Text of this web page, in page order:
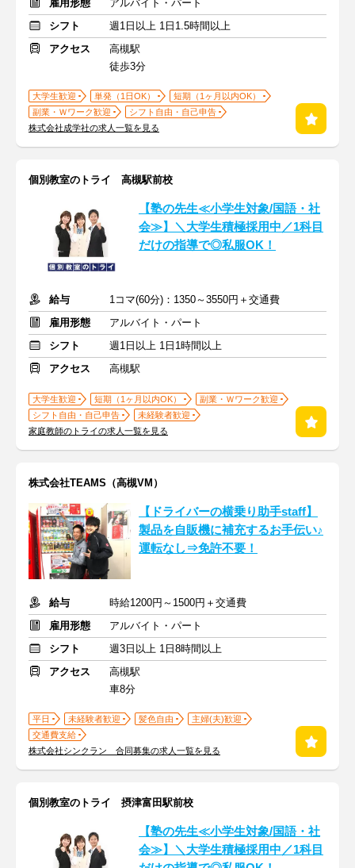
雇用形態
アルバイト・パート
シフト
週1日以上 1日1.5時間以上
アクセス
高槻駅
徒歩3分
大学生歓迎 単発（1日OK）
短期（1ヶ月以内OK）
副業・Ｗワーク歓迎
シフト自由・自己申告
株式会社成学社の求人一覧を見る
個別教室のトライ 高槻駅前校
【塾の先生≪小学生対象/国語・社
会≫】＼大学生積極採用中／1科目
だけの指導で◎私服OK！
給与
1コマ(60分)：1350～3550円＋交通費
雇用形態
アルバイト・パート
シフト
週1日以上 1日1時間以上
アクセス
高槻駅
大学生歓迎 短期（1ヶ月以内OK）
副業・Ｗワーク歓迎
シフト自由・自己申告
未経験者歓迎
家庭教師のトライの求人一覧を見る
株式会社TEAMS（高槻VM）
【ドライバーの横乗り助手staff】
製品を自販機に補充するお手伝い♪
運転なし⇒免許不要！
給与
時給1200円～1500円＋交通費
雇用形態
アルバイト・パート
シフト
週3日以上 1日8時間以上
アクセス
高槻駅
車8分
平日 未経験者歓迎 髪色自由
主婦(夫)歓迎
交通費支給
株式会社シンクラン 合同募集の求人一覧を見る
個別教室のトライ 摂津富田駅前校
【塾の先生≪小学生対象/国語・社
会≫】＼大学生積極採用中／1科目